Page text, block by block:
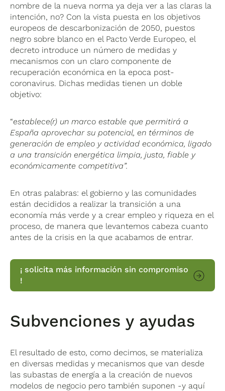
nombre de la nueva norma ya deja ver a las claras la
intención, no? Con la vista puesta en los objetivos
europeos de descarbonización de 2050, puestos
negro sobre blanco en el Pacto Verde Europeo, el
decreto introduce un número de medidas y
mecanismos con un claro componente de
recuperación económica en la epoca post-
coronavirus. Dichas medidas tienen un doble
objetivo:
“establece(r) un marco estable que permitirá a
España aprovechar su potencial, en términos de
generación de empleo y actividad económica, ligado
a una transición energética limpia, justa, fiable y
económicamente competitiva”.
En otras palabras: el gobierno y las comunidades
están decididos a realizar la transición a una
economía más verde y a crear empleo y riqueza en el
proceso, de manera que levantemos cabeza cuanto
antes de la crisis en la que acabamos de entrar.
¡ solicita más información sin compromiso
!
Subvenciones y ayudas
El resultado de esto, como decimos, se materializa
en diversas medidas y mecanismos que van desde
las subastas de energía a la creación de nuevos
modelos de negocio pero también suponen -y aquí